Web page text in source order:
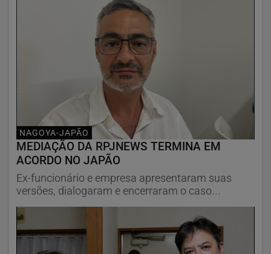
NAGOYA-JAPÃO
MEDIAÇÃO DA RPJNEWS TERMINA EM
ACORDO NO JAPÃO
Ex-funcionário e empresa apresentaram suas
versões, dialogaram e encerraram o caso...